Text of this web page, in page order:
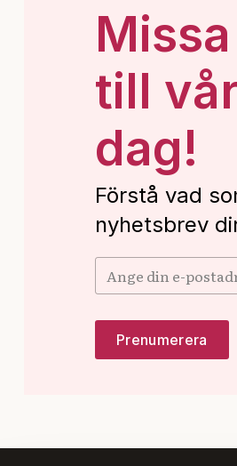
till
dag!
Förstå vad
nyhetsbrev